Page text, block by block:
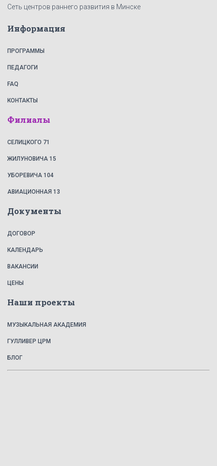
Сеть центров раннего развития в Минске
Информация
ПРОГРАММЫ
ПЕДАГОГИ
FAQ
КОНТАКТЫ
Филиалы
СЕЛИЦКОГО 71
ЖИЛУНОВИЧА 15
УБОРЕВИЧА 104
АВИАЦИОННАЯ 13
Документы
ДОГОВОР
КАЛЕНДАРЬ
ВАКАНСИИ
ЦЕНЫ
Наши проекты
МУЗЫКАЛЬНАЯ АКАДЕМИЯ
ГУЛЛИВЕР ЦРМ
БЛОГ